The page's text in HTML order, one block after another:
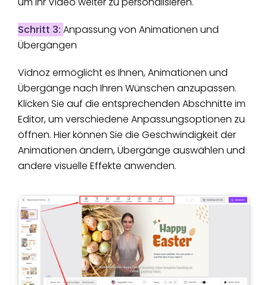
Schritt 3: Anpassung von Animationen und
Übergängen
Vidnoz ermöglicht es Ihnen, Animationen und
Übergänge nach Ihren Wünschen anzupassen.
Klicken Sie auf die entsprechenden Abschnitte im
Editor, um verschiedene Anpassungsoptionen zu
öffnen. Hier können Sie die Geschwindigkeit der
Animationen ändern, Übergänge auswählen und
andere visuelle Effekte anwenden.